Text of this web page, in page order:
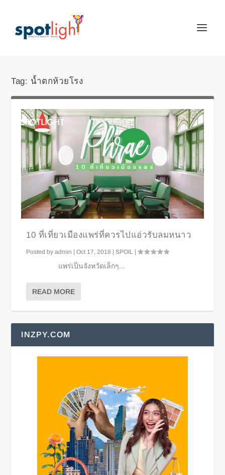
Tag: น้ำตกห้วยโรง
10 ที่เที่ยวเมืองแพร่ที่ควรไปแอ่วรับลมหนาว
Posted byadmin |Oct 17, 2018 |SPOIL |
แพร่เป็นจังหวัดเล็กๆ...
READ MORE
INZPY.COM